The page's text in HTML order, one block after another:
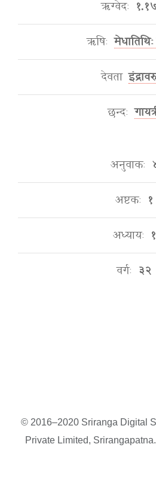
ऋग्वेदः
ऋषिः
देवता
छन्दः
अनुवाकः
अष्टकः १
अध्यायः १
वर्गः ३२
© 2016–2020 Sriranga Digital
Private Limited,